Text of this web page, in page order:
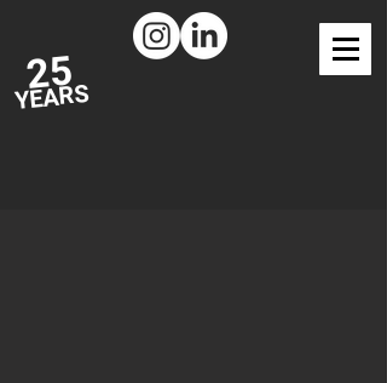
25
YEARS